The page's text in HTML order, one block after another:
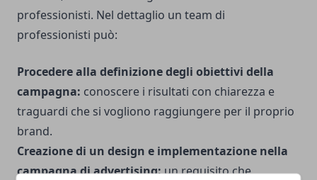
professionisti. Nel dettaglio un team di
professionisti può:
Procedere alla definizione degli obiettivi della
campagna: conoscere i risultati con chiarezza e
traguardi che si vogliono raggiungere per il proprio
brand.
Creazione di un design e implementazione nella
campagna di advertising:un requisito che